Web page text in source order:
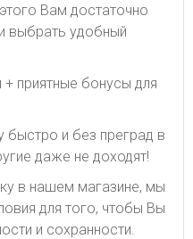
Вам достаточно
выбрать удобный
приятные бонусы для
и без преград в
даже не доходят!
в нашем магазине, мы
для того, чтобы Вы
и сохранности.